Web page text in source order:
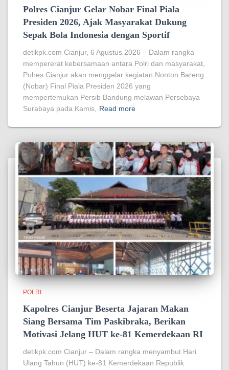
Polres Cianjur Gelar Nobar Final Piala
Presiden 2026, Ajak Masyarakat Dukung
Sepak Bola Indonesia dengan Sportif
detikpk.com Cianjur, 6 Agustus 2026 – Dalam rangka
mempererat kebersamaan antara Polri dan masyarakat,
Polres Cianjur akan menggelar kegiatan Nonton Bareng
(Nobar) Final Piala Presiden 2026 yang
mempertemukan Persib Bandung melawan Persebaya
Surabaya pada Kamis, Read more
POLRI
Kapolres Cianjur Beserta Jajaran Makan
Siang Bersama Tim Paskibraka, Berikan
Motivasi Jelang HUT ke-81 Kemerdekaan RI
detikpk.com ‎Cianjur – Dalam rangka menyambut Hari
Ulang Tahun (HUT) ke-81 Kemerdekaan Republik